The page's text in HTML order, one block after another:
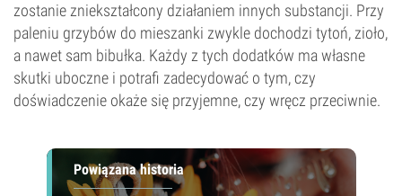
zostanie zniekształcony działaniem innych substancji. Przy
paleniu grzybów do mieszanki zwykle dochodzi tytoń, zioło,
a nawet sam bibułka. Każdy z tych dodatków ma własne
skutki uboczne i potrafi zadecydować o tym, czy
doświadczenie okaże się przyjemne, czy wręcz przeciwnie.
Powiązana historia